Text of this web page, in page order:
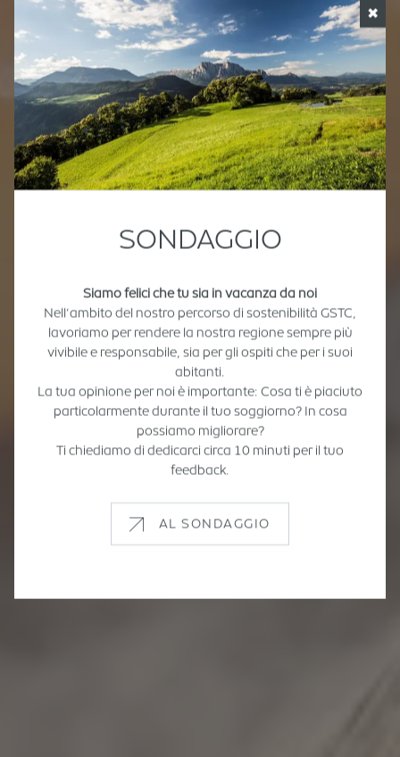
✖
SONDAGGIO
Siamo felici che tu sia in vacanza da noi
Nell’ambito del nostro percorso di sostenibilità GSTC,
lavoriamo per rendere la nostra regione sempre più
vivibile e responsabile, sia per gli ospiti che per i suoi
abitanti.
La tua opinione per noi è importante: Cosa ti è piaciuto
particolarmente durante il tuo soggiorno? In cosa
possiamo migliorare?
Ti chiediamo di dedicarci circa 10 minuti per il tuo
feedback.
AL SONDAGGIO